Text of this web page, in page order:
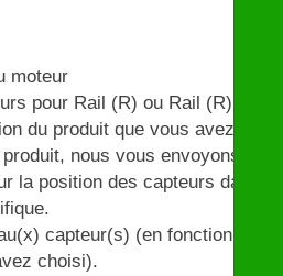
moteur
pour Rail (R) ou Rail (R) et
du produit que vous avez
nous vous envoyons
la position des capteurs dans
capteur(s) (en fonction du
choisi).